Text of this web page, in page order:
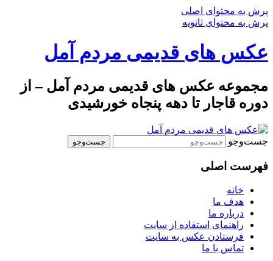
پرش به محتوای اصلی
پرش به محتوای ثانویه
عکس های قدیمی مردم آمل
مجموعه عکس های قدیمی مردم آمل – از
دوره قاجار تا دهه پنجاه خورشیدی
جست‌وجو
فهرست اصلی
خانه
هدف ما
درباره ما
راهنمای استفاده از سایت
فرستادن عکس به سایت
تماس با ما